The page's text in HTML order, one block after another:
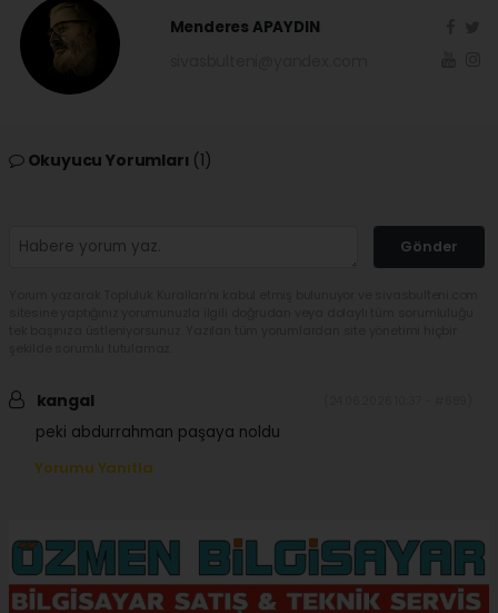
Menderes APAYDIN
Okuyucu Yorumları (1)
Gönder
kangal
peki abdurrahman paşaya noldu
Yorumu Yanıtla